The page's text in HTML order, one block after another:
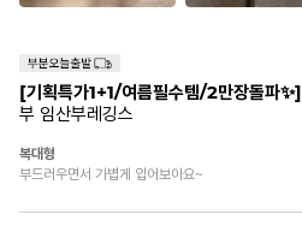
[기획특가1+1/여름필수템/2만장돌파✨]
부 임산부레깅스
복대형
부드러우면서 가볍게 입어보아요~